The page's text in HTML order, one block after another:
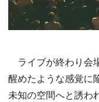
ライブが終わり会
醒めたような感覚に
未知の空間へと誘わ